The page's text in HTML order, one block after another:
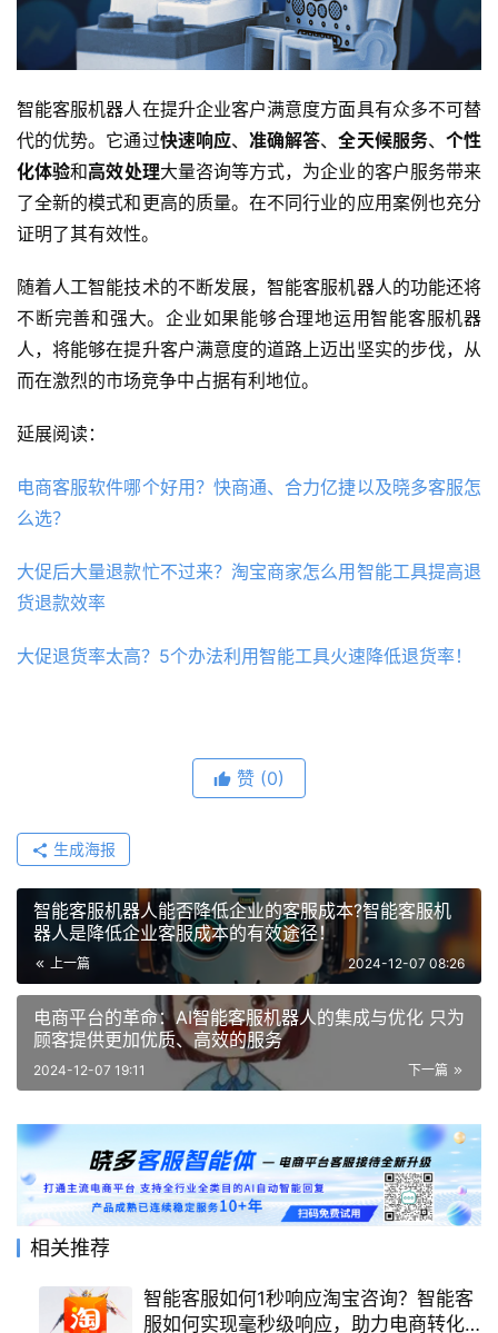
智能客服机器人在提升企业客户满意度方面具有众多不可替
代的优势。它通过快速响应、准确解答、全天候服务、 个性
化体验和高效处理大量咨询等方式，为企业的客户服务带来
了全新的模式和更高的质量。在不同行业的应用案例也充分
证明了其有效性。
随着人工智能技术的不断发展，智能客服机器人的功能还将
不断完善和强大。企业如果能够合理地运用智能客服机器
人，将能够在提升客户满意度的道路上迈出坚实的步伐，从
而在激烈的市场竞争中占据有利地位。
延展阅读：
电商客服软件哪个好用？快商通、合力亿捷以及晓多客服怎
么选？
大促后大量退款忙不过来？淘宝商家怎么用智能工具提高退
货退款效率
大促退货率太高？5个办法利用智能工具火速降低退货率！
赞 (0)
生成海报
智能客服机器人能否降低企业的客服成本?智能客服机
器人是降低企业客服成本的有效途径！
上一篇 2024-12-07 08:26
电商平台的革命：AI智能客服机器人的集成与优化 只为
顾客提供更加优质、高效的服务
下一篇
2024-12-07 19:11
相关推荐
智能客服如何1秒响应淘宝咨询？智能客
服如何实现毫秒级响应，助力电商转化